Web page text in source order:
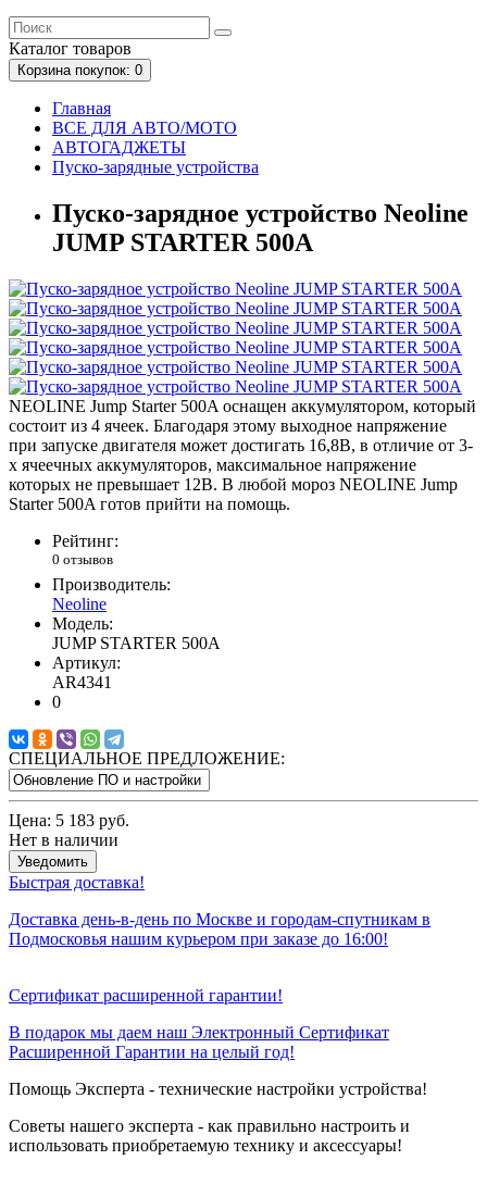
Каталог товаров
Корзинапокупок: 0
Главная
ВСЕ ДЛЯ АВТО/МОТО
АВТОГАДЖЕТЫ
Пуско-зарядные устройства
Пуско-зарядное устройство Neoline
JUMP STARTER 500A
NEOLINE Jump Starter 500A оснащен аккумулятором, который
состоит из 4 ячеек. Благодаря этому выходное напряжение
при запуске двигателя может достигать 16,8В, в отличие от 3-
х ячеечных аккумуляторов, максимальное напряжение
которых не превышает 12В. В любой мороз NEOLINE Jump
Starter 500A готов прийти на помощь.
Рейтинг:
0 отзывов
Производитель:
Neoline
Модель:
JUMP STARTER 500A
Артикул:
AR4341
0
СПЕЦИАЛЬНОЕ ПРЕДЛОЖЕНИЕ:
Цена: 5 183 руб.
Нет в наличии
Уведомить
Быстрая доставка!
Доставка день-в-день по Москве и городам-спутникам в
Подмосковья нашим курьером при заказе до 16:00!
Сертификат расширенной гарантии!
В подарок мы даем наш Электронный Сертификат
Расширенной Гарантии на целый год!
Помощь Эксперта - технические настройки устройства!
Советы нашего эксперта - как правильно настроить и
использовать приобретаемую технику и аксессуары!